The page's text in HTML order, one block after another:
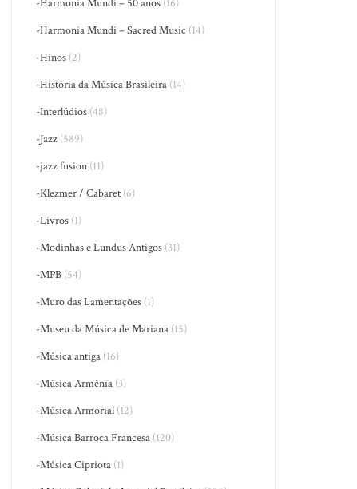
-Harmonia Mundi – 50 anos (16)
-Harmonia Mundi – Sacred Music (14)
-Hinos (2)
-História da Música Brasileira (14)
-Interlúdios (48)
-Jazz (589)
-jazz fusion (11)
-Klezmer / Cabaret (6)
-Livros (1)
-Modinhas e Lundus Antigos (31)
-MPB (54)
-Muro das Lamentações (1)
-Museu da Música de Mariana (15)
-Música antiga (16)
-Música Armênia (3)
-Música Armorial (12)
-Música Barroca Francesa (120)
-Música Cipriota (1)